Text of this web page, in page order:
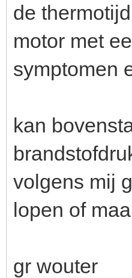
de
motor met
symptomen
kan
volgens mij
lopen of
gr wouter